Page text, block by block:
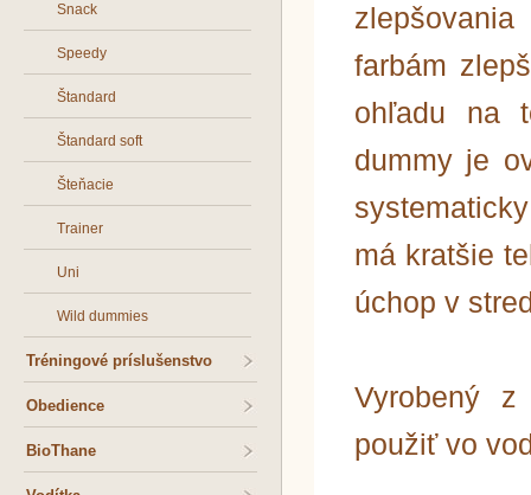
Snack
Speedy
Štandard
Štandard soft
Šteňacie
Trainer
Uni
Wild dummies
Tréningové príslušenstvo
Obedience
BioThane
farbám
ohľadu na
dummy je
má kratšie
úchop v
Vyrobený
použiť vo